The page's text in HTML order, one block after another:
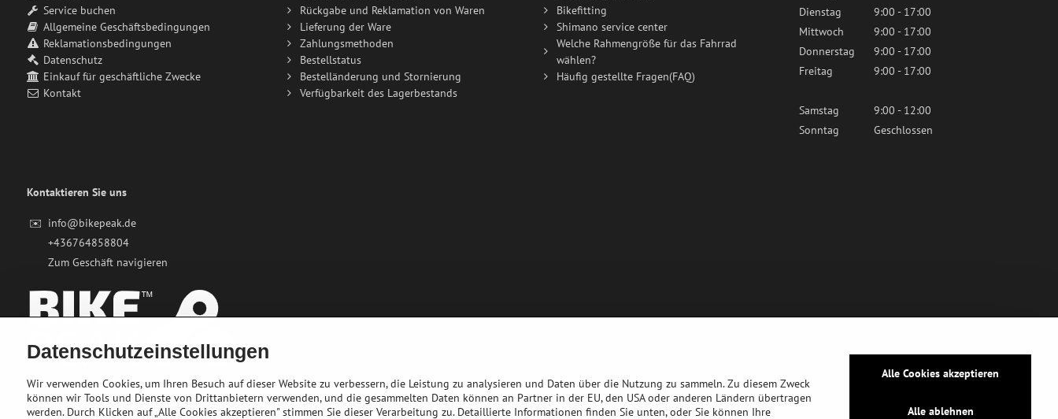
Service buchen
Allgemeine Geschäftsbedingungen
Reklamationsbedingungen
Datenschutz
Einkauf für geschäftliche Zwecke
Kontakt
Rückgabe und Reklamation von Waren
Lieferung der Ware
Zahlungsmethoden
Bestellstatus
Bestelländerung und Stornierung
Verfügbarkeit des Lagerbestands
Bikefitting
Shimano service center
Welche Rahmengröße für das Fahrrad
wählen?
Häufig gestellte Fragen(FAQ)
Dienstag
9:00 - 17:00
Mittwoch
9:00 - 17:00
Donnerstag
9:00 - 17:00
Freitag
9:00 - 17:00
Samstag
9:00 - 12:00
Sonntag
Geschlossen
Kontaktieren Sie uns
✉️ info@bikepeak.de
+436764858804
Zum Geschäft navigieren
Datenschutzeinstellungen
Wir verwenden Cookies, um Ihren Besuch auf dieser Website zu verbessern, die Leistung zu analysieren und Daten über die Nutzung zu sammeln. Zu diesem Zweck
können wir Tools und Dienste von Drittanbietern verwenden, und die gesammelten Daten können an Partner in der EU, den USA oder anderen Ländern übertragen
werden. Durch Klicken auf „Alle Cookies akzeptieren" stimmen Sie dieser Verarbeitung zu. Detaillierte Informationen finden Sie unten, oder Sie können Ihre
Alle Cookies akzeptieren
Alle ablehnen